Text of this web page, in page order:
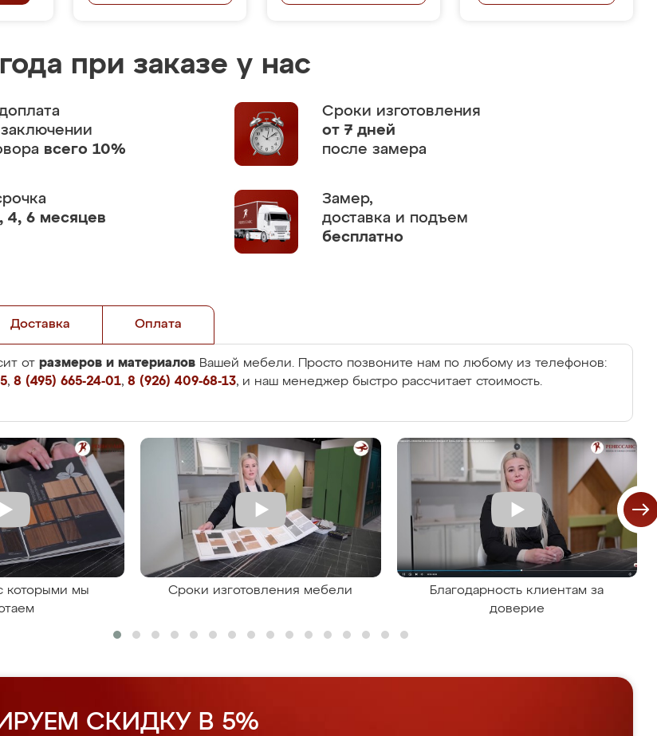
при заказе у нас
всего 10%
Сроки изготовления
от 7 дней
после замера
4, 6 месяцев
Замер,
доставка и подъем
бесплатно
Доставка Оплата
от размеров и материалов Вашей мебели. Просто позвоните нам по любому из телефонов:
, 8 (495) 665-24-01, 8 (926) 409-68-13, и наш менеджер быстро рассчитает стоимость.
которыми мы
Сроки изготовления мебели
Благодарность клиентам за
доверие
СКИДКУ В 5%